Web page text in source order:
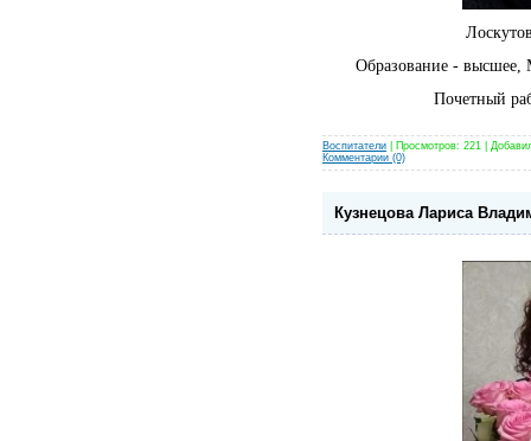
Образование -
Почетный
Воспитатели | Просмотров: 221 |
Комментарии (0)
Кузнецова Лариса